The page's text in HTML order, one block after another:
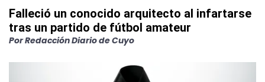
Falleció un conocido arquitecto al infartarse
tras un partido de fútbol amateur
PorRedacción Diario de Cuyo